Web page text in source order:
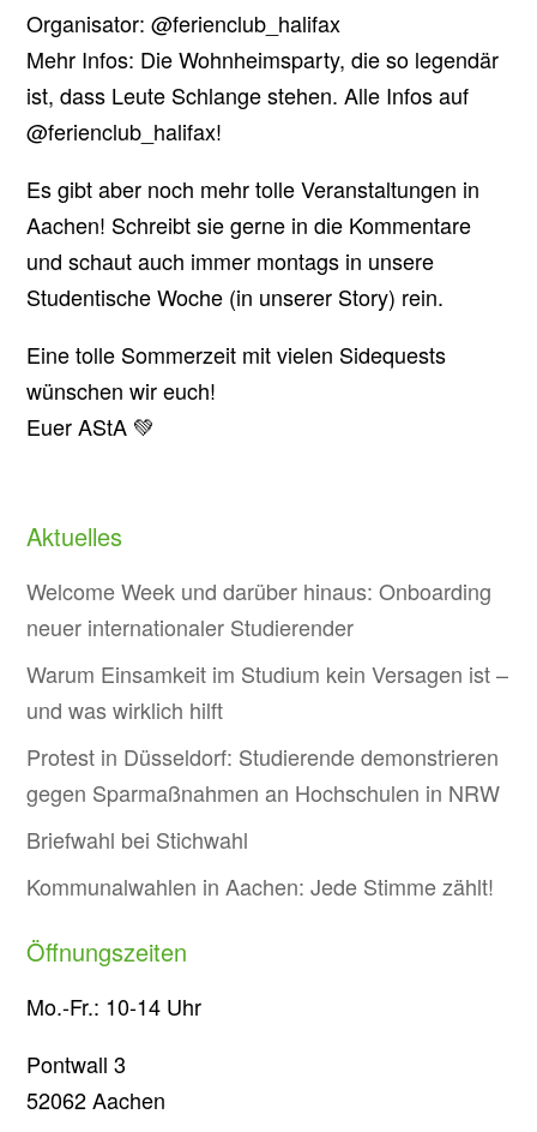
Organisator: @ferienclub_halifax
Mehr Infos: Die Wohnheimsparty, die so legendär
ist, dass Leute Schlange stehen. Alle Infos auf
@ferienclub_halifax!
Es gibt aber noch mehr tolle Veranstaltungen in
Aachen! Schreibt sie gerne in die Kommentare
und schaut auch immer montags in unsere
Studentische Woche (in unserer Story) rein.
Eine tolle Sommerzeit mit vielen Sidequests
wünschen wir euch!
Euer AStA 💚
Aktuelles
Welcome Week und darüber hinaus: Onboarding
neuer internationaler Studierender
Warum Einsamkeit im Studium kein Versagen ist –
und was wirklich hilft
Protest in Düsseldorf: Studierende demonstrieren
gegen Sparmaßnahmen an Hochschulen in NRW
Briefwahl bei Stichwahl
Kommunalwahlen in Aachen: Jede Stimme zählt!
Öffnungszeiten
Mo.-Fr.: 10-14 Uhr
Pontwall 3
52062 Aachen